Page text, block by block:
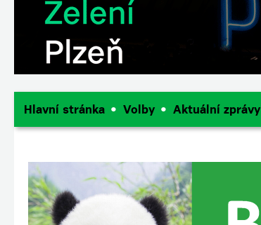
Hlavní stránka Volby Aktuální zprávy